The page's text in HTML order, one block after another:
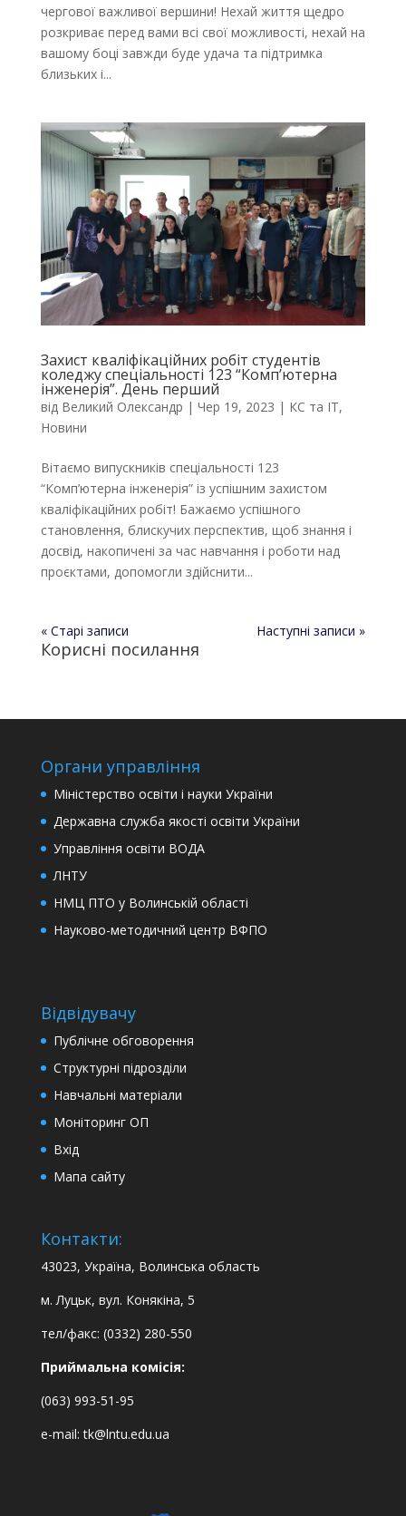
чергової важливої вершини! Нехай життя щедро
розкриває перед вами всі свої можливості, нехай на
вашому боці завжди буде удача та підтримка
близьких і...
Захист кваліфікаційних робіт студентів
коледжу спеціальності 123 “Комп’ютерна
інженерія”. День перший
від Великий Олександр | Чер 19, 2023 | КС та ІТ,
Новини
Вітаємо випускників спеціальності 123
“Комп’ютерна інженерія” із успішним захистом
кваліфікаційних робіт! Бажаємо успішного
становлення, блискучих перспектив, щоб знання і
досвід, накопичені за час навчання і роботи над
проєктами, допомогли здійснити...
« Старі записи Наступні записи »
Корисні посилання
Органи управління
Міністерство освіти і науки України
Державна служба якості освіти України
Управління освіти ВОДА
ЛНТУ
НМЦ ПТО у Волинській області
Науково-методичний центр ВФПО
Відвідувачу
Публічне обговорення
Структурні підрозділи
Навчальні матеріали
Моніторинг ОП
Вхід
Мапа сайту
Контакти:
43023, Україна, Волинська область
м. Луцьк, вул. Конякіна, 5
тел/факс: (0332) 280-550
Приймальна комісія:
(063) 993-51-95
e-mail:tk@lntu.edu.ua